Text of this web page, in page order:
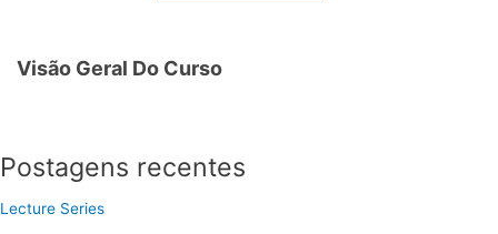
Visão Geral Do Curso
Postagens recentes
Lecture Series